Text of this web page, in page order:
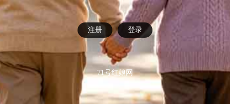
注册 登录
71号红娘网